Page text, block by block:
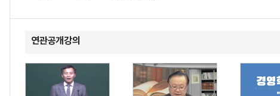
연관공개강의